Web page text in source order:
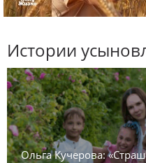
Истории
Ольга Кучерова: